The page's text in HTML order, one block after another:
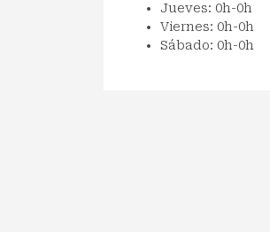
Jueves: 0h-0h
Viernes: 0h-0h
Sábado: 0h-0h